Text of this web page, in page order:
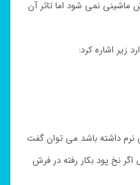
ماشینی نمی شود اما تاثر آن
زیر اشاره کرد:
داشته باشد می توان گفت
نخ پود بکار رفته در فرش